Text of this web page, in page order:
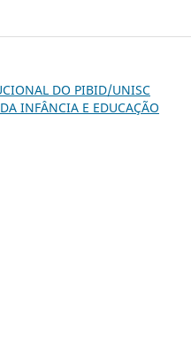
DO PIBID/UNISC
INFÂNCIA E EDUCAÇÃO